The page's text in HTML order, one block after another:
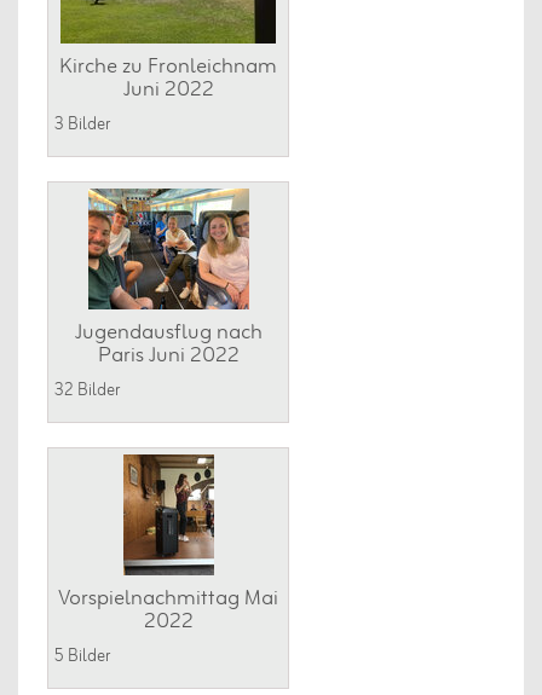
Kirche zu Fronleichnam
Juni 2022
3 Bilder
Jugendausflug nach
Paris Juni 2022
32 Bilder
Vorspielnachmittag Mai
2022
5 Bilder